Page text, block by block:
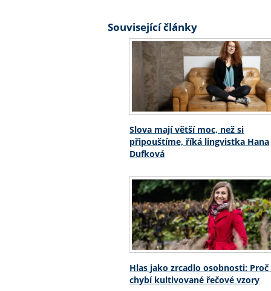
Související články
Slova mají větší moc, než si
připouštíme, říká lingvistka Hana
Dufková
Hlas jako zrcadlo osobnosti:
chybí kultivované řečové vzory